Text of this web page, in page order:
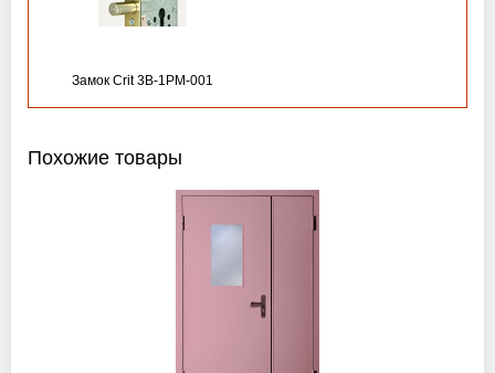
Замок Crit 3B-1PM-001
Похожие товары